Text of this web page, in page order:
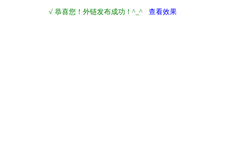
√ 恭喜您！外链发布成功！^_^ 查看效果